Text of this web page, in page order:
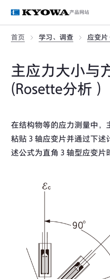
产品网站
首页 学习、调查 应变片
主应力大小与
(Rosette分析）
在结构物等的应力测量中，
粘贴３轴应变片并通过下述
述公式为直角３轴型应变片